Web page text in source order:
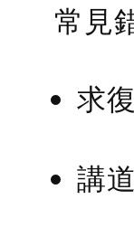
常見
求
講